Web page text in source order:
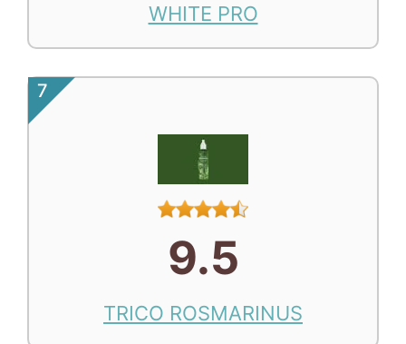
WHITE PRO
7
9.5
TRICO ROSMARINUS